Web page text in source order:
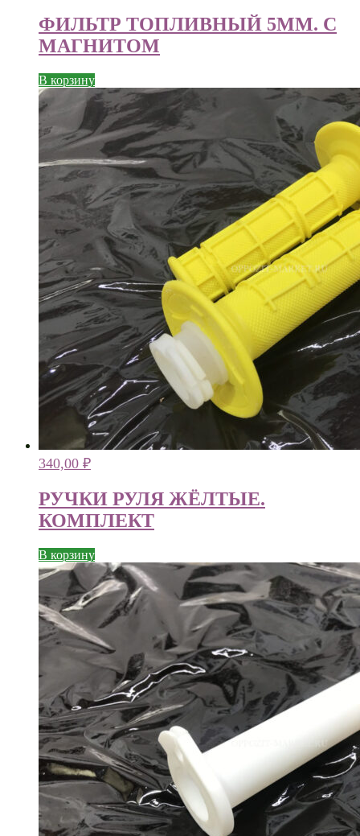
ФИЛЬТР ТОПЛИВНЫЙ 5ММ. С
МАГНИТОМ
В корзину
340,00 ₽
РУЧКИ РУЛЯ ЖЁЛТЫЕ.
КОМПЛЕКТ
В корзину